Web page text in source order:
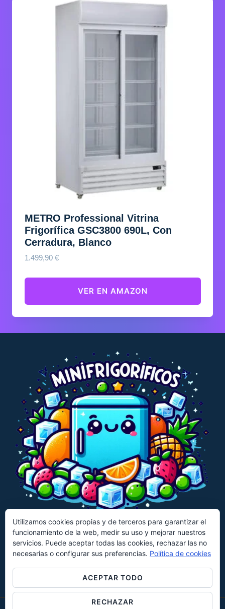
METRO Professional Vitrina
Frigorífica GSC3800 690L, Con
Cerradura, Blanco
1.499,90 €
VER EN AMAZON
CECOTEC CANDY HISENSE
KLARSTEIN UNIVERSALBLUE
EVVO KESSER
Utilizamos cookies propias y de terceros para garantizar el
funcionamiento de la web, medir su uso y mejorar nuestros
servicios. Puede aceptar todas las cookies, rechazar las no
necesarias o configurar sus preferencias. Política de cookies
ACEPTAR TODO
RECHAZAR